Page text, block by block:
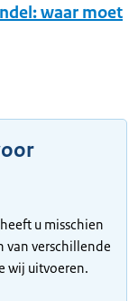
waar moet
u misschien
van verschillende
wij uitvoeren.